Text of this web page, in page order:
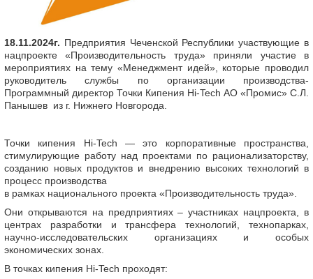
АНТИТЕРРОР
ОБРАТНАЯ СВЯЗЬ
18.11.2024г. Предприятия Чеченской Республики участвующие в
нацпроекте «Производительность труда» приняли участие в
мероприятиях на тему «Менеджмент идей», которые проводил
руководитель службы по организации производства-
Программный директор Точки Кипения Hi-Tech АО «Промис» С.Л.
Панышев из г. Нижнего Новгорода.
Точки кипения Hi-Tech — это корпоративные пространства,
стимулирующие работу над проектами по рационализаторству,
созданию новых продуктов и внедрению высоких технологий в
процесс производства
в рамках национального проекта «Производительность труда».
Они открываются на предприятиях – участниках нацпроекта, в
центрах разработки и трансфера технологий, технопарках,
научно-исследовательских организациях и особых
экономических зонах.
В точках кипения Hi-Tech проходят: